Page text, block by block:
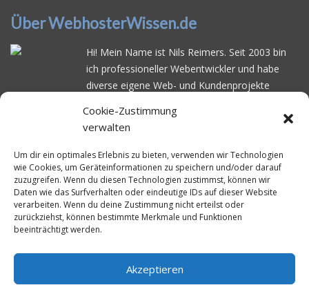
Cookie-Zustimmung
verwalten
Um dir ein optimales Erlebnis zu bieten, verwenden wir Technologien
wie Cookies, um Geräteinformationen zu speichern und/oder darauf
zuzugreifen. Wenn du diesen Technologien zustimmst, können wir
Daten wie das Surfverhalten oder eindeutige IDs auf dieser Website
verarbeiten. Wenn du deine Zustimmung nicht erteilst oder
zurückziehst, können bestimmte Merkmale und Funktionen
beeinträchtigt werden.
Akzeptieren
Über WebhosterWissen.de
Hi! Mein Name ist Nils Reimers. Seit 2003 bin
ich professioneller Webentwickler und habe
diverse eigene Web- und Kundenprojekte
schwierig ist gutes Webhosting zu finden: Bei
vielen Anbietern ärgert man sich über
Serverausfälleoder überlangsame
Ladezeiten. Deswegen habe ich im Mai 2016
angefangen, die bekanntesten Webhoster
systematisch zu testen und deren
Erreichbarkeit und Ladezeit für eine typische
Website basierend auf dem beliebten CMS-
System WordPress zu protokollieren. Auf
WebhosterWissen.de werte ich diese